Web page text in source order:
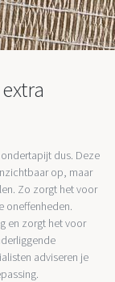
dus. Deze
op, maar
Zo zorgt het voor
oneffenheden.
en zorgt het voor
adviseren je